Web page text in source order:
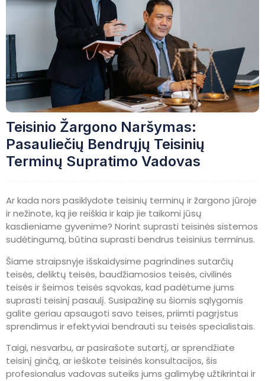
Teisinio Žargono Naršymas:
Pasauliečių Bendrųjų Teisinių
Terminų Supratimo Vadovas
Ar kada nors pasiklydote teisinių terminų ir žargono jūroje
ir nežinote, ką jie reiškia ir kaip jie taikomi jūsų
kasdieniame gyvenime? Norint suprasti teisinės sistemos
sudėtingumą, būtina suprasti bendrus teisinius terminus.
Šiame straipsnyje išskaidysime pagrindines sutarčių
teisės, deliktų teisės, baudžiamosios teisės, civilinės
teisės ir šeimos teisės sąvokas, kad padėtume jums
suprasti teisinį pasaulį. Susipažinę su šiomis sąlygomis
galite geriau apsaugoti savo teises, priimti pagrįstus
sprendimus ir efektyviai bendrauti su teisės specialistais.
Taigi, nesvarbu, ar pasirašote sutartį, ar sprendžiate
teisinį ginčą, ar ieškote teisinės konsultacijos, šis
profesionalus vadovas suteiks jums galimybę užtikrintai ir